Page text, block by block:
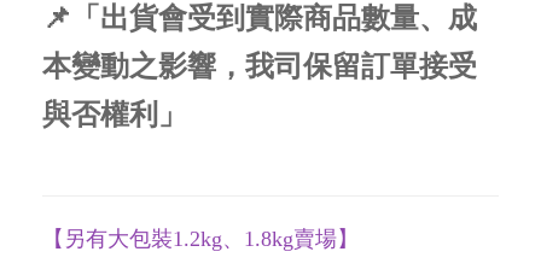
📌「出貨會受到實際商品數量、成
本變動之影響，我司保留訂單接受
與否權利」
【另有大包裝1.2kg、1.8kg賣場】